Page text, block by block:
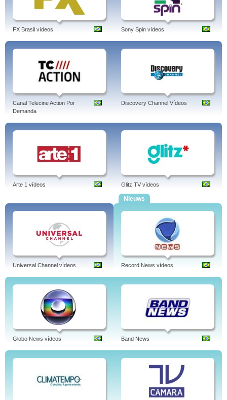
FX Brasil vídeos Sony Spin vídeos
Canal Telecine Action Por
Demanda
Discovery Channel Vídeos
Arte 1 vídeos Glitz TV vídeos
Universal Channel vídeos
Nieuws
Record News vídeos
Globo News vídeos Band News